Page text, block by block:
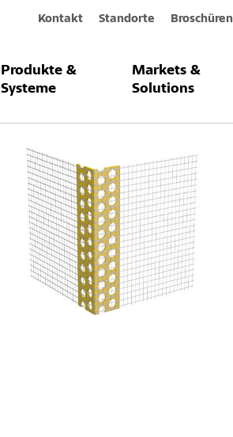
Kontakt Standorte Broschüren
Produkte &
Systeme
Markets &
Solutions
Produkte & Systeme Sto-Gewebewinkel